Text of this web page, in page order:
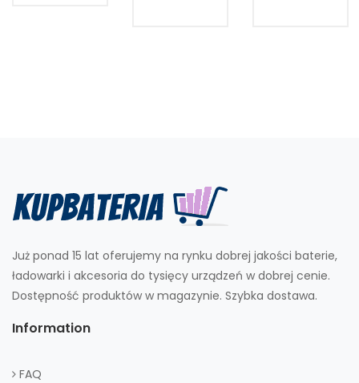
Już ponad 15 lat oferujemy na rynku dobrej jakości baterie,
ładowarki i akcesoria do tysięcy urządzeń w dobrej cenie.
Dostępność produktów w magazynie. Szybka dostawa.
Information
FAQ